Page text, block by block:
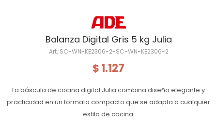
Balanza Digital Gris 5 kg Julia
SC-WN-KE2306-2-SC-WN-KE2306-2
$ 1.127
La báscula de cocina digital Julia combina diseño elegante y
practicidad en un formato compacto que se adapta a cualquier
estilo de cocina.